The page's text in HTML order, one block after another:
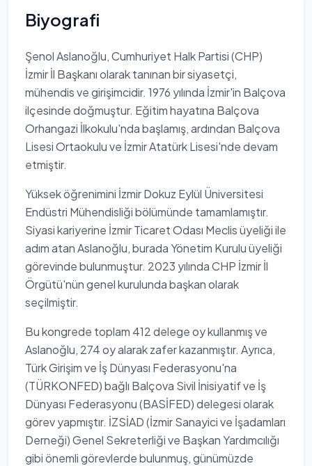
Biyografi
Şenol Aslanoğlu, Cumhuriyet Halk Partisi (CHP)
İzmir İl Başkanı olarak tanınan bir siyasetçi,
mühendis ve girişimcidir. 1976 yılında İzmir'in Balçova
ilçesinde doğmuştur. Eğitim hayatına Balçova
Orhangazi İlkokulu'nda başlamış, ardından Balçova
Lisesi Ortaokulu ve İzmir Atatürk Lisesi'nde devam
etmiştir.
Yüksek öğrenimini İzmir Dokuz Eylül Üniversitesi
Endüstri Mühendisliği bölümünde tamamlamıştır.
Siyasi kariyerine İzmir Ticaret Odası Meclis üyeliği ile
adım atan Aslanoğlu, burada Yönetim Kurulu üyeliği
görevinde bulunmuştur. 2023 yılında CHP İzmir İl
Örgütü'nün genel kurulunda başkan olarak
seçilmiştir.
Bu kongrede toplam 412 delege oy kullanmış ve
Aslanoğlu, 274 oy alarak zafer kazanmıştır. Ayrıca,
Türk Girişim ve İş Dünyası Federasyonu'na
(TÜRKONFED) bağlı Balçova Sivil İnisiyatif ve İş
Dünyası Federasyonu (BASİFED) delegesi olarak
görev yapmıştır. İZSİAD (İzmir Sanayici ve İşadamları
Derneği) Genel Sekreterliği ve Başkan Yardımcılığı
gibi önemli görevlerde bulunmuş, günümüzde